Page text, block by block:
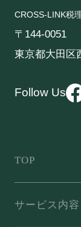
CROSS-LINK税
〒144-0051
東京都大田区
Follow Us
TOP
サービス内容